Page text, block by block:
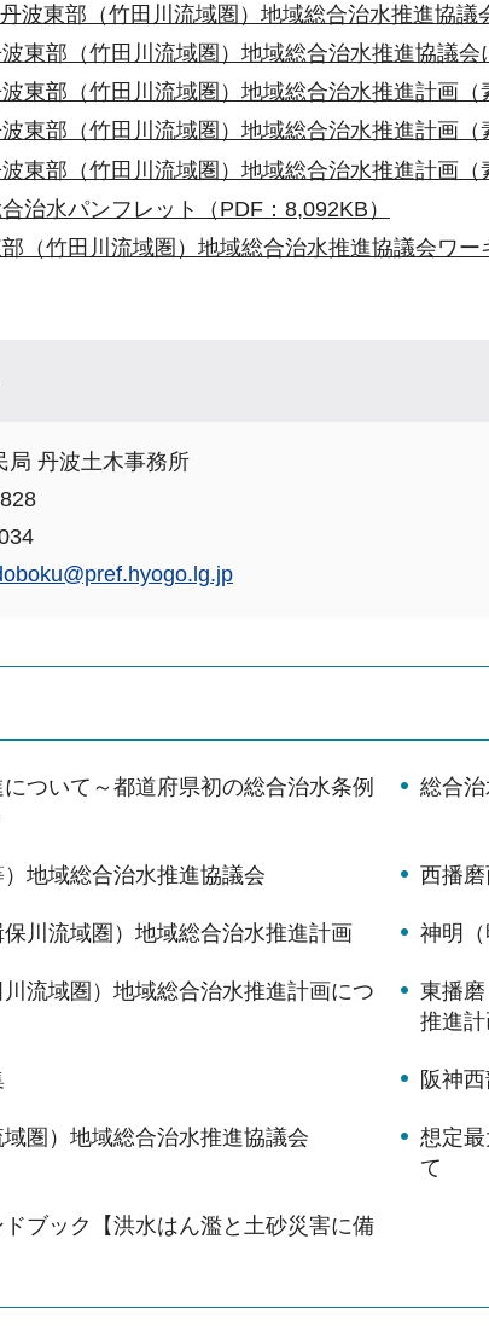
丹波東部（竹田川流域圏）地域総合治水推進協議
波東部（竹田川流域圏）地域総合治水推進協議会
波東部（竹田川流域圏）地域総合治水推進計画
波東部（竹田川流域圏）地域総合治水推進計画
波東部（竹田川流域圏）地域総合治水推進計画
合治水パンフレット（PDF：8,092KB）
（竹田川流域圏）地域総合治水推進協議会ワ
局 丹波土木事務所
ついて～都道府県初の総合治水条例
総合
地域総合治水推進協議会 西播
川流域圏）地域総合治水推進計画 神明
流域圏）地域総合治水推進計画につ
東播
推進
阪神
圏）地域総合治水推進協議会
想定
て
ブック【洪水はん濫と土砂災害に備